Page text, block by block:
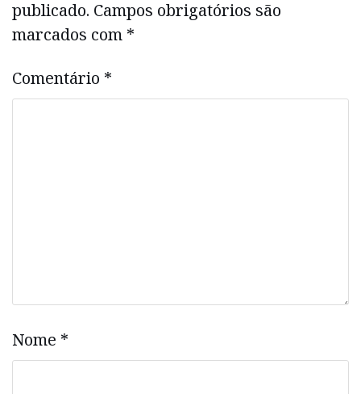
publicado. Campos obrigatórios são
marcados com *
Comentário *
Nome *